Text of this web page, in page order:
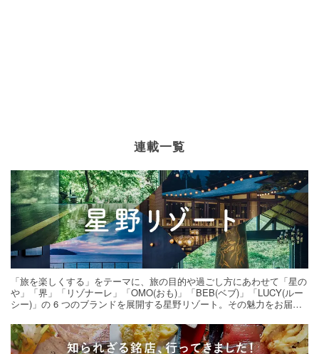
連載一覧
「旅を楽しくする」をテーマに、旅の目的や過ごし方にあわせて「星の
や」「界」「リゾナーレ」「OMO(おも)」「BEB(ベブ)」「LUCY(ルー
シー)」の 6 つのブランドを展開する星野リゾート。その魅力をお届け